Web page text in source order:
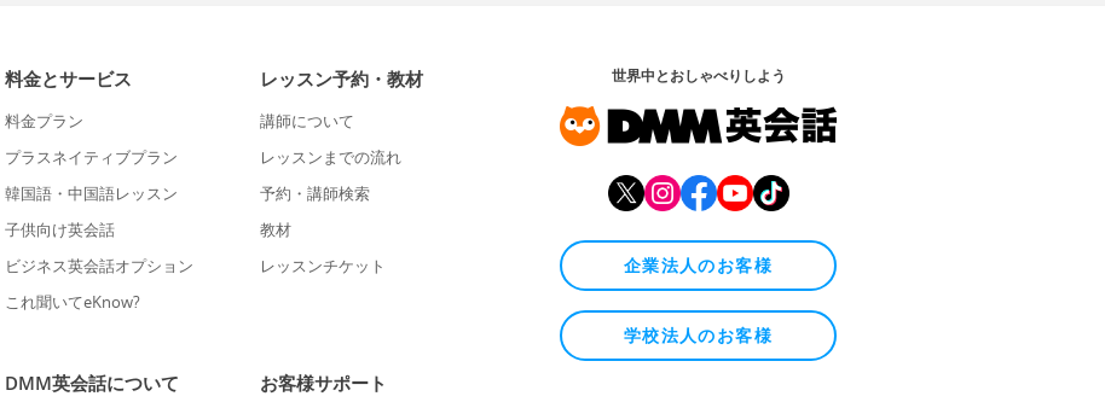
料金とサービス
料金プラン
プラスネイティブプラン
韓国語・中国語レッスン
子供向け英会話
ビジネス英会話オプション
これ聞いてeKnow?
レッスン予約・教材
講師について
レッスンまでの流れ
予約・講師検索
教材
レッスンチケット
DMM英会話について お客様サポート
世界中とおしゃべりしよう
企業法人のお客様
学校法人のお客様